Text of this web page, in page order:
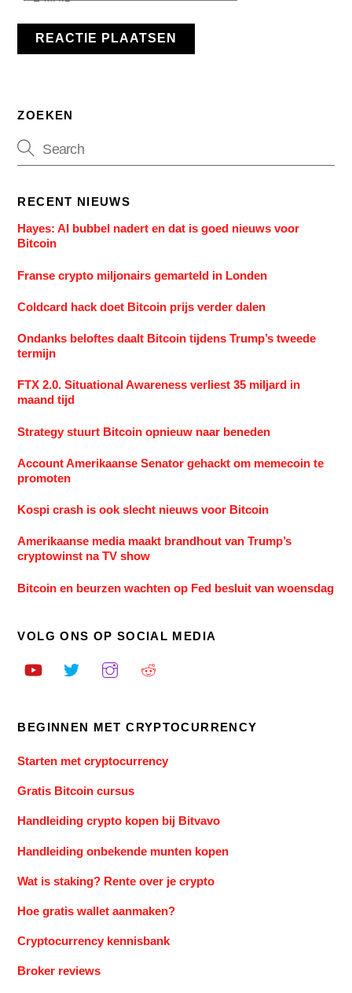
ZOEKEN
RECENT NIEUWS
Hayes: AI bubbel nadert en dat is goed nieuws voor
Bitcoin
Franse crypto miljonairs gemarteld in Londen
Coldcard hack doet Bitcoin prijs verder dalen
Ondanks beloftes daalt Bitcoin tijdens Trump’s tweede
termijn
FTX 2.0. Situational Awareness verliest 35 miljard in
maand tijd
Strategy stuurt Bitcoin opnieuw naar beneden
Account Amerikaanse Senator gehackt om memecoin te
promoten
Kospi crash is ook slecht nieuws voor Bitcoin
Amerikaanse media maakt brandhout van Trump’s
cryptowinst na TV show
Bitcoin en beurzen wachten op Fed besluit van woensdag
VOLG ONS OP SOCIAL MEDIA
BEGINNEN MET CRYPTOCURRENCY
Starten met cryptocurrency
Gratis Bitcoin cursus
Handleiding crypto kopen bij Bitvavo
Handleiding onbekende munten kopen
Wat is staking? Rente over je crypto
Hoe gratis wallet aanmaken?
Cryptocurrency kennisbank
Broker reviews